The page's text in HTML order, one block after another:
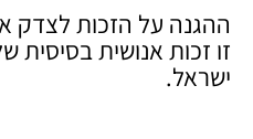
ההגנה על הזכות לצדק
זו זכות אנושית
ישראל.